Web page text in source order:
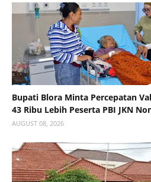
Bupati Blora Minta Percepatan
43 Ribu Lebih Peserta PBI JKN
AUGUST 08, 2026